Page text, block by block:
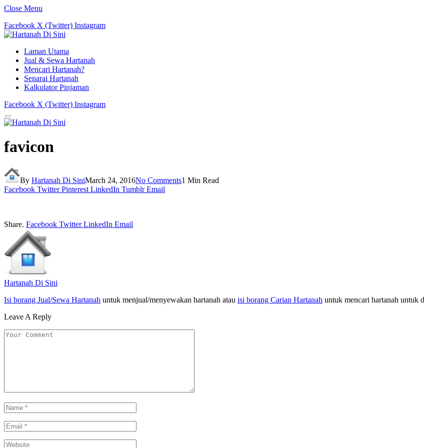
Close Menu
Facebook X (Twitter) Instagram
Laman Utama
Jual & Sewa Hartanah
Mencari Hartanah?
Senarai Hartanah
Kalkulator Pinjaman
Facebook X (Twitter) Instagram
favicon
By Hartanah Di SiniMarch 24, 2016No Comments1 Min Read
Facebook Twitter Pinterest LinkedIn Tumblr Email
Share. Facebook Twitter LinkedIn Email
Hartanah Di Sini
Isi borang Jual/Sewa Hartanah untuk menjual/menyewakan hartanah atau isi borang Carian Hartanah untuk mencari hartanah untuk
Leave A Reply